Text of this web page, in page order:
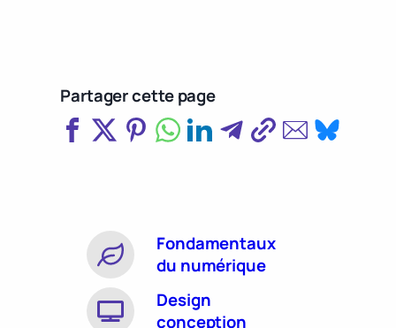
Partager cette page
Fondamentaux
du numérique
Design
conception